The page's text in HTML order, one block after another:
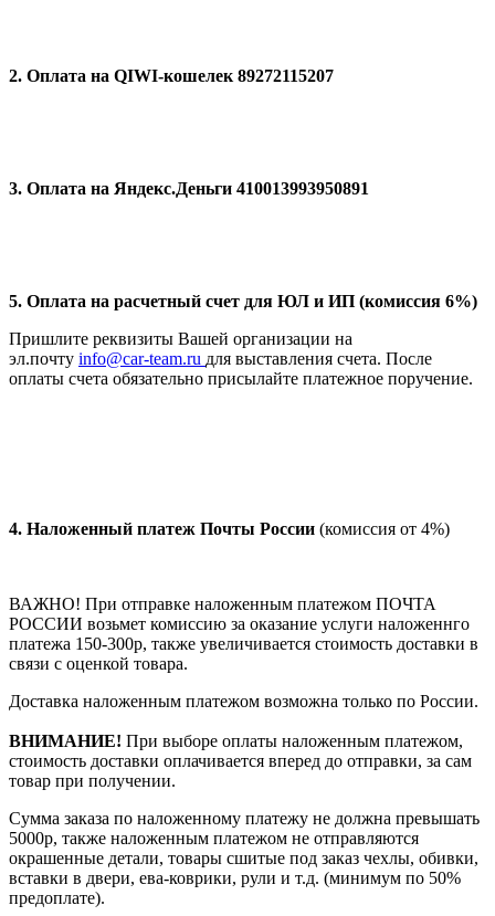
2. Оплата на QIWI-кошелек 89272115207
3. Оплата на Яндекс.Деньги 410013993950891
5. Оплата на расчетный счет для ЮЛ и ИП (комиссия 6%)
Пришлите реквизиты Вашей организации на
эл.почту info@car-team.ru для выставления счета. После
оплаты счета обязательно присылайте платежное поручение.
4. Наложенный платеж Почты России (комиссия от 4%)
ВАЖНО! При отправке наложенным платежом ПОЧТА
РОССИИ возьмет комиссию за оказание услуги наложеннго
платежа 150-300р, также увеличивается стоимость доставки в
связи с оценкой товара.
Доставка наложенным платежом возможна только по России.
ВНИМАНИЕ! При выборе оплаты наложенным платежом,
стоимость доставки оплачивается вперед до отправки, за сам
товар при получении.
Сумма заказа по наложенному платежу не должна превышать
5000р, также наложенным платежом не отправляются
окрашенные детали, товары сшитые под заказ чехлы, обивки,
вставки в двери, ева-коврики, рули и т.д. (минимум по 50%
предоплате).